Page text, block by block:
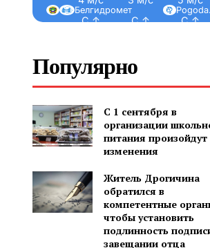
С ↑
С ↑
С ↑
Белгидромет
Популярно
С 1 сентября в
организации
питания произойдут
изменения
Житель Дрогичина
обратился в
компетентные
чтобы установить
подлинность
завещании отца